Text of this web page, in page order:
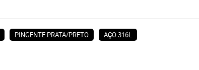
PINGENTE PRATA/PRETO AÇO 316L